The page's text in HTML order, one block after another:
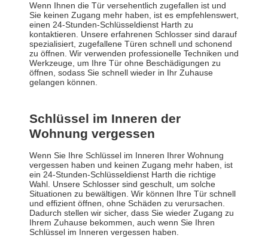
Wenn Ihnen die Tür versehentlich zugefallen ist und
Sie keinen Zugang mehr haben, ist es empfehlenswert,
einen 24-Stunden-Schlüsseldienst Harth zu
kontaktieren. Unsere erfahrenen Schlosser sind darauf
spezialisiert, zugefallene Türen schnell und schonend
zu öffnen. Wir verwenden professionelle Techniken und
Werkzeuge, um Ihre Tür ohne Beschädigungen zu
öffnen, sodass Sie schnell wieder in Ihr Zuhause
gelangen können.
Schlüssel im Inneren der
Wohnung vergessen
Wenn Sie Ihre Schlüssel im Inneren Ihrer Wohnung
vergessen haben und keinen Zugang mehr haben, ist
ein 24-Stunden-Schlüsseldienst Harth die richtige
Wahl. Unsere Schlosser sind geschult, um solche
Situationen zu bewältigen. Wir können Ihre Tür schnell
und effizient öffnen, ohne Schäden zu verursachen.
Dadurch stellen wir sicher, dass Sie wieder Zugang zu
Ihrem Zuhause bekommen, auch wenn Sie Ihren
Schlüssel im Inneren vergessen haben.